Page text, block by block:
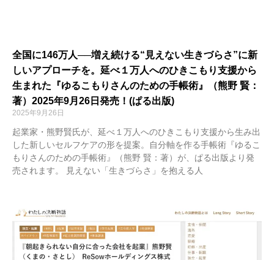
全国に146万人──増え続ける“見えない生きづらさ”に新
しいアプローチを。延べ１万人へのひきこもり支援から
生まれた『ゆるこもりさんのための手帳術』（熊野 賢：
著）2025年9月26日発売！(ぱる出版)
2025年9月26日
起業家・熊野賢氏が、延べ１万人へのひきこもり支援から生み出
した新しいセルフケアの形を提案。自分軸を作る手帳術『ゆるこ
もりさんのための手帳術』（熊野 賢：著）が、ぱる出版より発
売されます。 見えない「生きづらさ」を抱える人